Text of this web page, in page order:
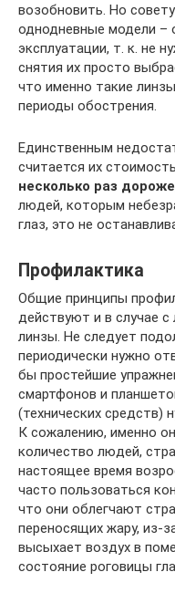
возобновить. Но
однодневные модели –
эксплуатации, т. к. не
снятия их просто
что именно такие
периоды обострения.
Единственным
считается их
несколько раз дороже
людей, которым
глаз, это не
Профилактика
Общие принципы
действуют и в случае
линзы. Не следует
периодически нужно
бы простейшие
смартфонов и
(технических средств)
К сожалению, именно
количество людей,
настоящее время
часто пользоваться
что они облегчают
переносящих жару, из-
высыхает воздух в
состояние роговицы